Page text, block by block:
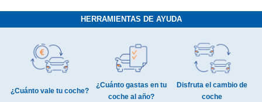
HERRAMIENTAS DE AYUDA
¿Cuánto vale tu coche?
¿Cuánto gastas en tu
coche al año?
Disfruta el cambio de
coche